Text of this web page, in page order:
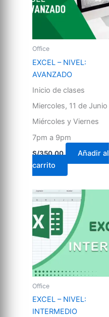
Office
EXCEL – NIVEL:
AVANZADO
Inicio de clases
Miercoles, 11 de Junio
Miércoles y Viernes
7pm a 9pm
S/350.00
Añadir al
carrito
Office
EXCEL – NIVEL:
INTERMEDIO